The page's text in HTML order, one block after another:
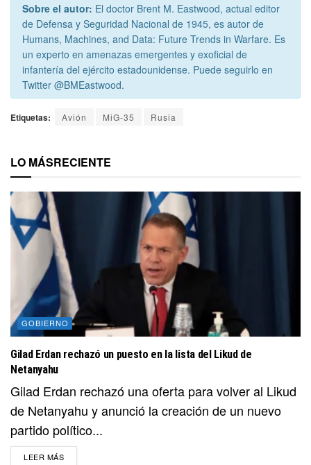
Sobre el autor: El doctor Brent M. Eastwood, actual editor
de Defensa y Seguridad Nacional de 1945, es autor de
Humans, Machines, and Data: Future Trends in Warfare. Es
un experto en amenazas emergentes y exoficial de
infantería del ejército estadounidense. Puede seguirlo en
Twitter @BMEastwood.
Etiquetas: Avión MiG-35 Rusia
LO MÁSRECIENTE
GOBIERNO
Gilad Erdan rechazó un puesto en la lista del Likud de
Netanyahu
Gilad Erdan rechazó una oferta para volver al Likud
de Netanyahu y anunció la creación de un nuevo
partido político...
LEER MÁSDETAILS